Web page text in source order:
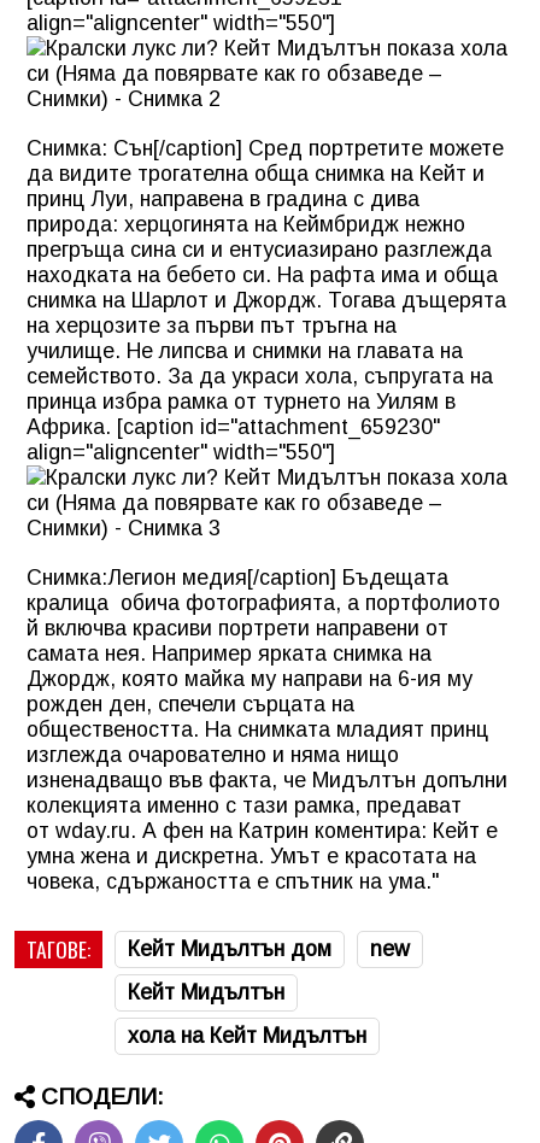
align="aligncenter" width="550"]
Снимка: Сън[/caption] Сред портретите можете
да видите трогателна обща снимка на Кейт и
принц Луи, направена в градина с дива
природа: херцогинята на Кеймбридж нежно
прегръща сина си и ентусиазирано разглежда
находката на бебето си. На рафта има и обща
снимка на Шарлот и Джордж. Тогава дъщерята
на херцозите за първи път тръгна на
училище. Не липсва и снимки на главата на
семейството. За да украси хола, съпругата на
принца избра рамка от турнето на Уилям в
Африка. [caption id="attachment_659230"
align="aligncenter" width="550"]
Снимка:Легион медия[/caption] Бъдещата
кралица обича фотографията, а портфолиото
й включва красиви портрети направени от
самата нея. Например ярката снимка на
Джордж, която майка му направи на 6-ия му
рожден ден, спечели сърцата на
обществеността. На снимката младият принц
изглежда очарователно и няма нищо
изненадващо във факта, че Мидълтън допълни
колекцията именно с тази рамка, предават
от wday.ru. А фен на Катрин коментира: Кейт е
умна жена и дискретна. Умът е красотата на
човека, сдържаността е спътник на ума."
ТАГОВЕ: Кейт Мидълтън дом
new
Кейт Мидълтън
хола на Кейт Мидълтън
СПОДЕЛИ: